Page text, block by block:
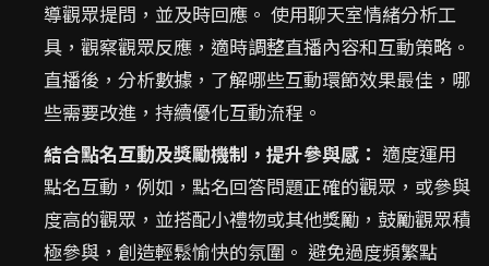
導觀眾提問，並及時回應。 使用聊天室情緒分析工
具，觀察觀眾反應，適時調整直播內容和互動策略。
直播後，分析數據，了解哪些互動環節效果最佳，哪
些需要改進，持續優化互動流程。
結合點名互動及獎勵機制，提升參與感： 適度運用
點名互動，例如，點名回答問題正確的觀眾，或參與
度高的觀眾，並搭配小禮物或其他獎勵，鼓勵觀眾積
極參與，創造輕鬆愉快的氛圍。 避免過度頻繁點